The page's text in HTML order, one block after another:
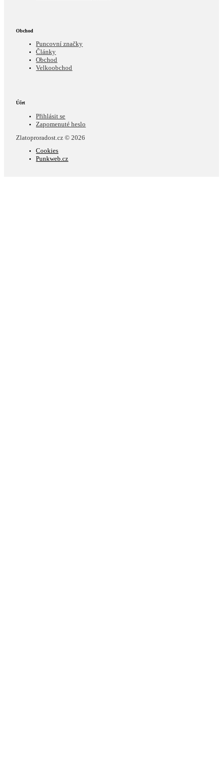
Obchod
Puncovní značky
Články
Obchod
Velkoobchod
Účet
Přihlásit se
Zapomenuté heslo
Zlatoproradost.cz © 2026
Cookies
Punkweb.cz